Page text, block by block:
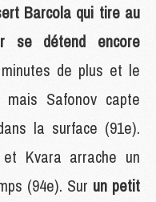
Barcola qui tire au
se détend encore
de plus et le
Safonov capte
la surface (91e).
Kvara arrache un
(94e). Sur un petit